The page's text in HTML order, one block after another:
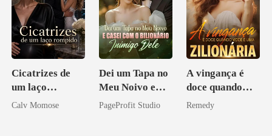
Cicatrizes de
um laço
rompido
Calv Momose
Dei um Tapa no
Meu Noivo e
Casei com o
PageProfit Studio
A vingança é
doce quando
você é uma
Remedy